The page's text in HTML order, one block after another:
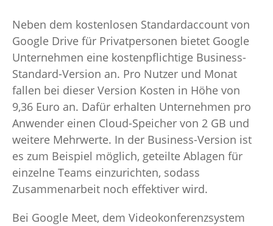
Neben dem kostenlosen Standardaccount von
Google Drive für Privatpersonen bietet Google
Unternehmen eine kostenpflichtige Business-
Standard-Version an. Pro Nutzer und Monat
fallen bei dieser Version Kosten in Höhe von
9,36 Euro an. Dafür erhalten Unternehmen pro
Anwender einen Cloud-Speicher von 2 GB und
weitere Mehrwerte. In der Business-Version ist
es zum Beispiel möglich, geteilte Ablagen für
einzelne Teams einzurichten, sodass
Zusammenarbeit noch effektiver wird.
Bei Google Meet, dem Videokonferenzsystem